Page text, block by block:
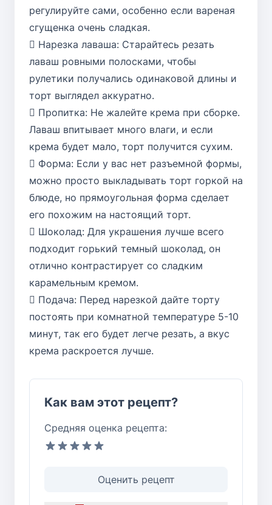
регулируйте сами, особенно если вареная
сгущенка очень сладкая.
 Нарезка лаваша: Старайтесь резать
лаваш ровными полосками, чтобы
рулетики получались одинаковой длины и
торт выглядел аккуратно.
 Пропитка: Не жалейте крема при сборке.
Лаваш впитывает много влаги, и если
крема будет мало, торт получится сухим.
 Форма: Если у вас нет разъемной формы,
можно просто выкладывать торт горкой на
блюде, но прямоугольная форма сделает
его похожим на настоящий торт.
 Шоколад: Для украшения лучше всего
подходит горький темный шоколад, он
отлично контрастирует со сладким
карамельным кремом.
 Подача: Перед нарезкой дайте торту
постоять при комнатной температуре 5-10
минут, так его будет легче резать, а вкус
крема раскроется лучше.
Как вам этот рецепт?
Средняя оценка рецепта:
Оценить рецепт